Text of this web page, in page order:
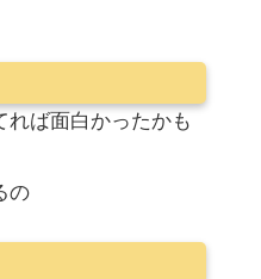
れば面白かったかも
の